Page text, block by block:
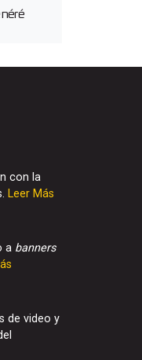
con la
Leer Más
a banners
de video y